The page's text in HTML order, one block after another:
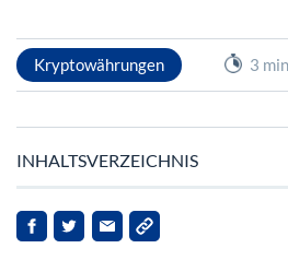
Kryptowährungen 3
INHALTSVERZEICHNIS
Aaves bevorstehendes Q4 2025